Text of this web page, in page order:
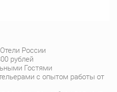
России
рублей
Гостями
с опытом работы от